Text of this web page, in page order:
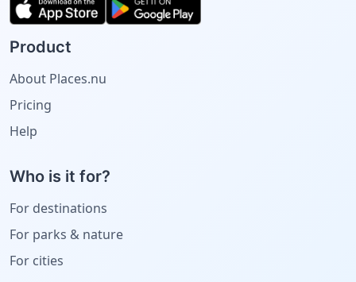
Product
About Places.nu
Pricing
Help
Who is it for?
For destinations
For parks & nature
For cities